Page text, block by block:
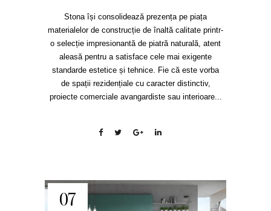
Stona își consolidează prezența pe piața
materialelor de construcție de înaltă calitate printr-
o selecție impresionantă de piatră naturală, atent
aleasă pentru a satisface cele mai exigente
standarde estetice și tehnice. Fie că este vorba
de spații rezidențiale cu caracter distinctiv,
proiecte comerciale avangardiste sau interioare...
07